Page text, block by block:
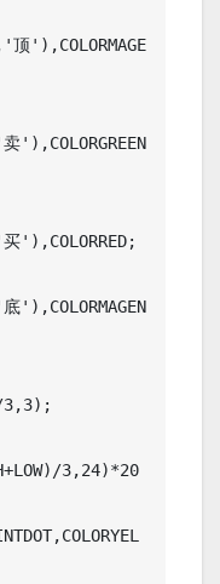
顶'),COLORMAGE
'),COLORGREEN
'),COLORRED;
'),COLORMAGEN
3,3);
3,24)*20